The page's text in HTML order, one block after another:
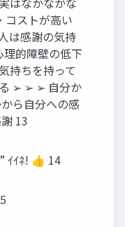
コストが高い
は感謝の気持
的障壁の低下
持ちを持って
➢ ➢ ➢ 自分か
ら自分への感
13
ｲｲﾈ! 👍 14